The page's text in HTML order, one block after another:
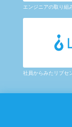
エンジニアの取り組
社員からみたリブセ